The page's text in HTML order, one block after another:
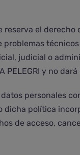
reserva el
judicial o
PELEGRI y no
personales
política
de acceso,